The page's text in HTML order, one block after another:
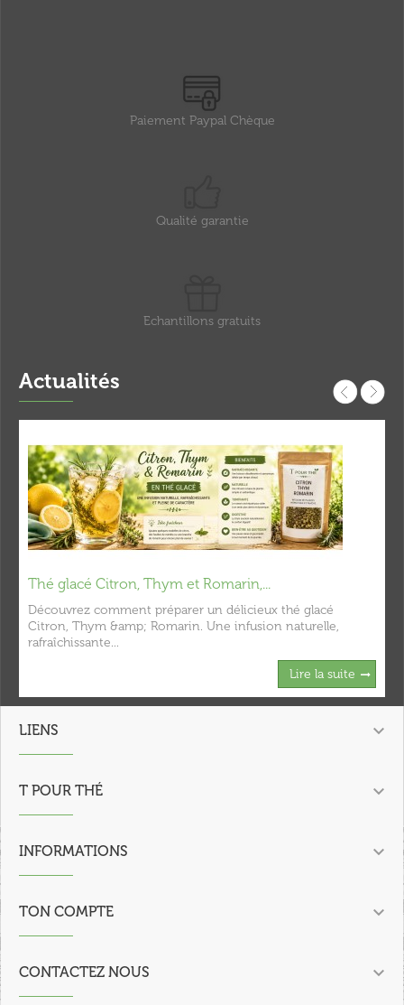
Paiement Paypal Chèque
Qualité garantie
Echantillons gratuits
Actualités
Thé glacé Citron, Thym et Romarin,...
Découvrez comment préparer un délicieux thé glacé
Citron, Thym &amp; Romarin. Une infusion naturelle,
rafraîchissante...
Lire la suite
LIENS 
T POUR THÉ 
INFORMATIONS 
TON COMPTE 
CONTACTEZ NOUS 